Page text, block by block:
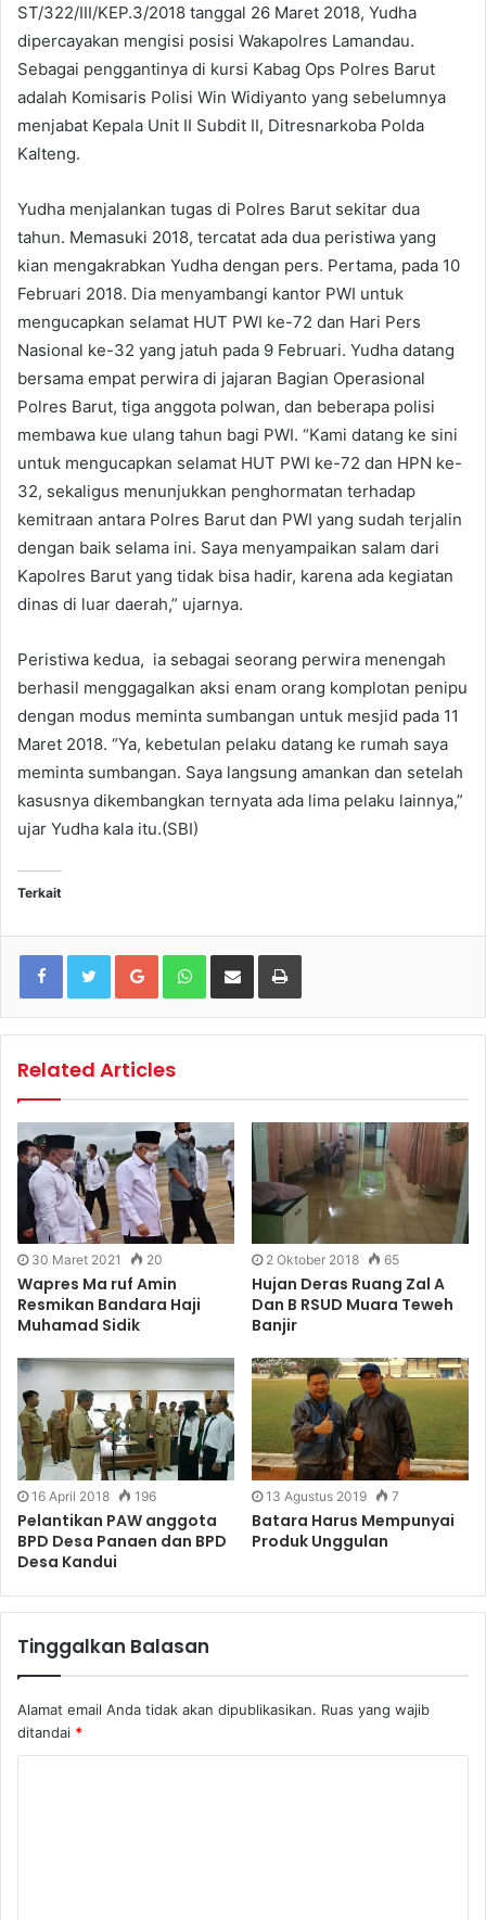
ST/322/III/KEP.3/2018 tanggal 26 Maret 2018, Yudha
dipercayakan mengisi posisi Wakapolres Lamandau.
Sebagai penggantinya di kursi Kabag Ops Polres Barut
adalah Komisaris Polisi Win Widiyanto yang sebelumnya
menjabat Kepala Unit II Subdit II, Ditresnarkoba Polda
Kalteng.
Yudha menjalankan tugas di Polres Barut sekitar dua
tahun. Memasuki 2018, tercatat ada dua peristiwa yang
kian mengakrabkan Yudha dengan pers. Pertama, pada 10
Februari 2018. Dia menyambangi kantor PWI untuk
mengucapkan selamat HUT PWI ke-72 dan Hari Pers
Nasional ke-32 yang jatuh pada 9 Februari. Yudha datang
bersama empat perwira di jajaran Bagian Operasional
Polres Barut, tiga anggota polwan, dan beberapa polisi
membawa kue ulang tahun bagi PWI. “Kami datang ke sini
untuk mengucapkan selamat HUT PWI ke-72 dan HPN ke-
32, sekaligus menunjukkan penghormatan terhadap
kemitraan antara Polres Barut dan PWI yang sudah terjalin
dengan baik selama ini. Saya menyampaikan salam dari
Kapolres Barut yang tidak bisa hadir, karena ada kegiatan
dinas di luar daerah,” ujarnya.
Peristiwa kedua, ia sebagai seorang perwira menengah
berhasil menggagalkan aksi enam orang komplotan penipu
dengan modus meminta sumbangan untuk mesjid pada 11
Maret 2018. “Ya, kebetulan pelaku datang ke rumah saya
meminta sumbangan. Saya langsung amankan dan setelah
kasusnya dikembangkan ternyata ada lima pelaku lainnya,”
ujar Yudha kala itu.(SBI)
Terkait
Google+WhatsApp
Share via Email Print
Related Articles
30 Maret 2021 20
Wapres Ma ruf Amin
Resmikan Bandara Haji
Muhamad Sidik
2 Oktober 2018 65
Hujan Deras Ruang Zal A
Dan B RSUD Muara Teweh
Banjir
16 April 2018 196
Pelantikan PAW anggota
BPD Desa Panaen dan BPD
Desa Kandui
13 Agustus 2019 7
Batara Harus Mempunyai
Produk Unggulan
Tinggalkan Balasan
Alamat email Anda tidak akan dipublikasikan. Ruas yang wajib
ditandai *